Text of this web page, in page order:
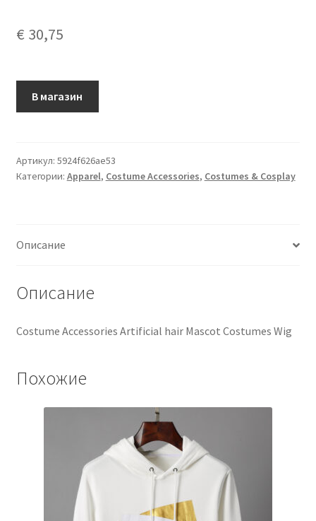
€ 30,75
В магазин
Артикул: 5924f626ae53
Категории: Apparel, Costume Accessories, Costumes & Cosplay
Описание
Описание
Costume Accessories Artificial hair Mascot Costumes Wig
Похожие